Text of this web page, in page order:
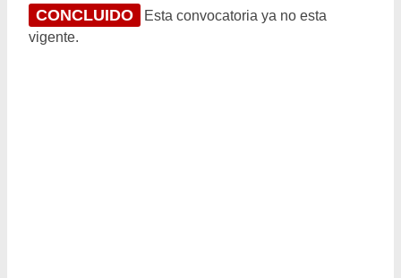
CONCLUIDO
Esta convocatoria ya no esta
vigente.